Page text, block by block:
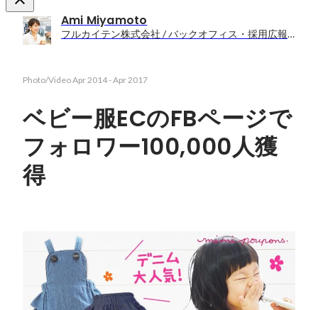
Ami Miyamoto
フルカイテン株式会社 / バックオフィス・採用広報担当
Photo/VideoApr 2014-Apr 2017
ベビー服ECのFBページで
フォロワー100,000人獲
得